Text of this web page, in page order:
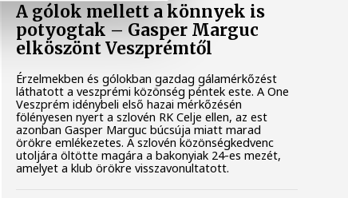
A gólok mellett a könnyek is
potyogtak – Gasper Marguc
elköszönt Veszprémtől
Érzelmekben és gólokban gazdag gálamérkőzést
láthatott a veszprémi közönség péntek este. A One
Veszprém idénybeli első hazai mérkőzésén
fölényesen nyert a szlovén RK Celje ellen, az est
azonban Gasper Marguc búcsúja miatt marad
örökre emlékezetes. A szlovén közönségkedvenc
utoljára öltötte magára a bakonyiak 24-es mezét,
amelyet a klub örökre visszavonultatott.